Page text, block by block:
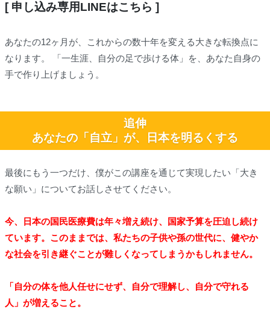
[ 申し込み専用LINEはこちら ]
あなたの12ヶ月が、これからの数十年を変える大きな転換点に
なります。 「一生涯、自分の足で歩ける体」を、あなた自身の
手で作り上げましょう。
追伸
あなたの「自立」が、日本を明るくする
最後にもう一つだけ、僕がこの講座を通じて実現したい「大き
な願い」についてお話しさせてください。
今、日本の国民医療費は年々増え続け、国家予算を圧迫し続け
ています。このままでは、私たちの子供や孫の世代に、健やか
な社会を引き継ぐことが難しくなってしまうかもしれません。
「自分の体を他人任せにせず、自分で理解し、自分で守れる
人」が増えること。